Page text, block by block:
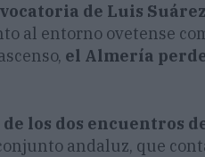
de Luis
al entorno ovetense
el Almería
los dos encuentros
andaluz, que